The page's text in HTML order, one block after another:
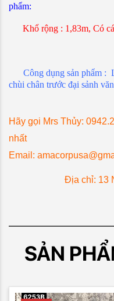
phẩm:
Khổ rộng : 1,83m, Có
Công dụng sản phẩm :
chùi chân trước đại sảnh
Hãy gọi Mrs Thủy:
nhất
Email:
Địa chỉ: 13
SẢN